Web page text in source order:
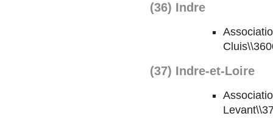
(36) Indre
(37) Indre-et-Loire